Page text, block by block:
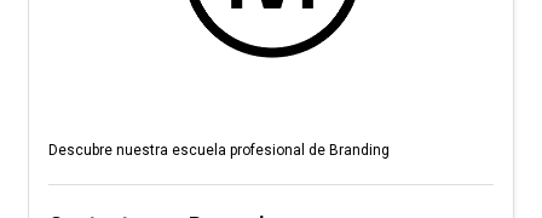
Descubre nuestra escuela profesional de Branding